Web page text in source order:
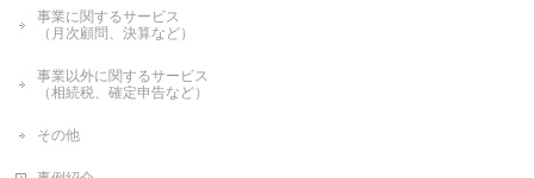
事業に関するサービス
（月次顧問、決算など）
事業以外に関するサービス
（相続税、確定申告など）
その他